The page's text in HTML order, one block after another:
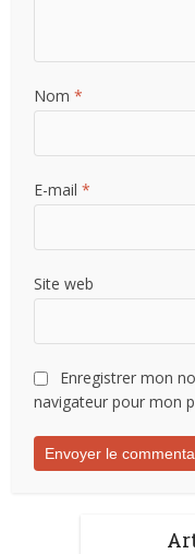
Nom*
E-mail*
Site web
Enregistrer mon
navigateur pour mon